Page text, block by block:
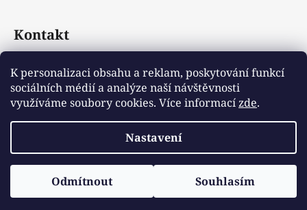
K personalizaci obsahu a reklam, poskytování funkcí
sociálních médií a analýze naší návštěvnosti
využíváme soubory cookies. Více informacízde.
Nastavení
Odmítnout Souhlasím
Kontakt
info@emotys.cz
+421903231812
Vytvořil Shoptet
Copyright 2026
. Všechna práva
vyhrazena.Upravit nastavení cookies